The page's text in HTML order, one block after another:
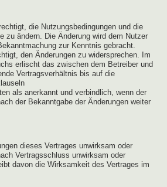
die Nutzungsbedingungen und die
zu ändern. Die Änderung wird dem Nutzer
zur Kenntnis gebracht.
den Änderungen zu widersprechen. Im
erlischt das zwischen dem Betreiber und
Vertragsverhältnis bis auf die
als anerkannt und verbindlich, wenn der
der Bekanntgabe der Änderungen weiter
dieses Vertrages unwirksam oder
Vertragsschluss unwirksam oder
davon die Wirksamkeit des Vertrages im